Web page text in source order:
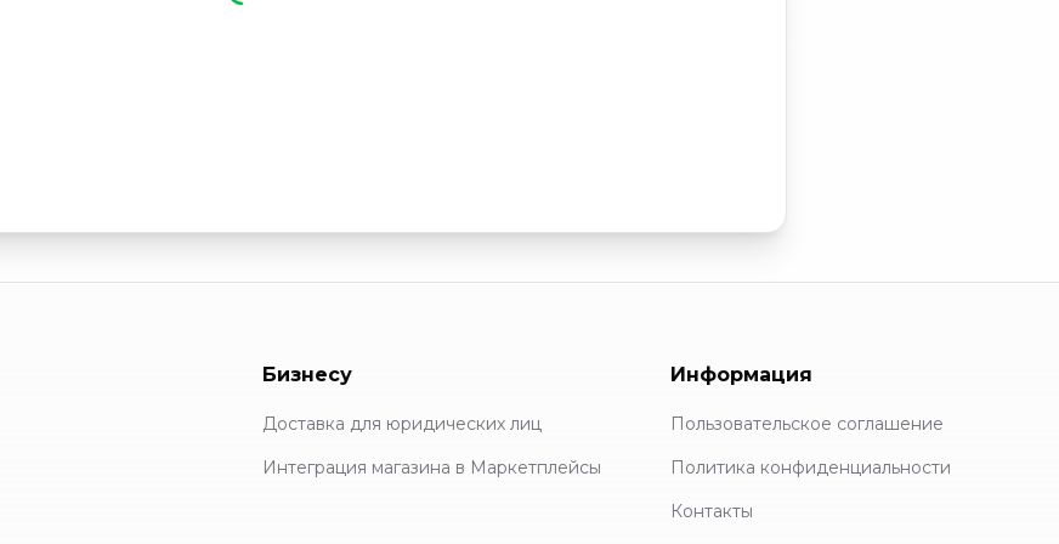
Бизнесу
Доставка для юридических лиц
Интеграция магазина в Маркетплейсы
Информация
Пользовательское соглашение
Политика конфиденциальности
Контакты